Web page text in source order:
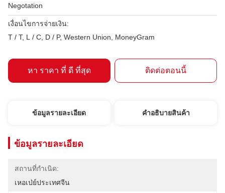
Negotation
เงื่อนไขการจ่ายเงิน:
T / T, L / C, D / P, Western Union, MoneyGram
หา ราคา ที่ ดี ที่สุด ติดต่อตอนนี้
ข้อมูลรายละเอียด คําอธิบายสินค้า
ข้อมูลรายละเอียด
สถานที่กำเนิด:
เหอเป่ย์ประเทศจีน